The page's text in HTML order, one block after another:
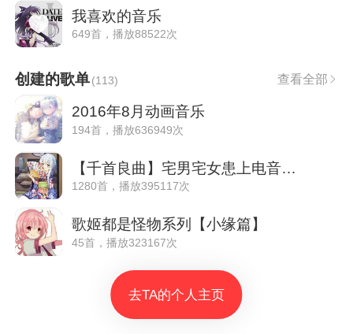
我喜欢的音乐
649首，播放88522次
创建的歌单(113) 查看全部
2016年8月动画音乐
194首，播放636949次
【千首良曲】宅男宅女患上电音病 竟然是。
1280首，播放395117次
歌姬都是怪物系列【小缘篇】
45首，播放323167次
去TA的个人主页